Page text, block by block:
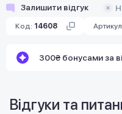
Залишити відгук
Код: 14608
300₴ бонусами за
Відгуки та